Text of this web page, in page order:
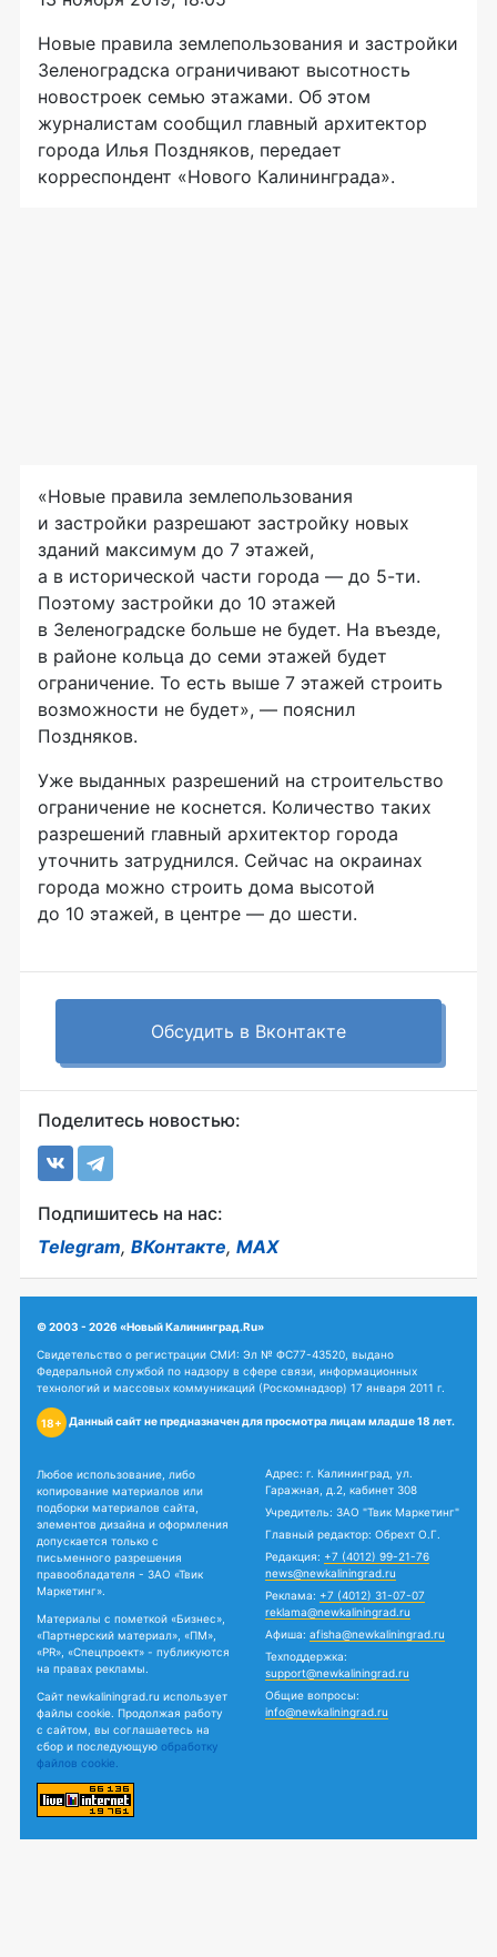
Новые правила землепользования и застройки
Зеленоградска ограничивают высотность
новостроек семью этажами. Об этом
журналистам сообщил главный архитектор
города Илья Поздняков, передает
корреспондент «Нового Калининграда».
«Новые правила землепользования
и застройки разрешают застройку новых
зданий максимум до 7 этажей,
а в исторической части города — до 5-ти.
Поэтому застройки до 10 этажей
в Зеленоградске больше не будет. На въезде,
в районе кольца до семи этажей будет
ограничение. То есть выше 7 этажей строить
возможности не будет», — пояснил
Поздняков.
Уже выданных разрешений на строительство
ограничение не коснется. Количество таких
разрешений главный архитектор города
уточнить затруднился. Сейчас на окраинах
города можно строить дома высотой
до 10 этажей, в центре — до шести.
Обсудить в Вконтакте
Поделитесь новостью:
Подпишитесь на нас:
Telegram, ВКонтакте, MAX
© 2003 - 2026 «Новый Калининград.Ru»
Свидетельство о регистрации СМИ: Эл № ФС77-43520, выдано
Федеральной службой по надзору в сфере связи, информационных
технологий и массовых коммуникаций (Роскомнадзор) 17 января 2011 г.
18+ Данный сайт не предназначен для просмотра лицам младше 18 лет.
Любое использование, либо
копирование материалов или
подборки материалов сайта,
элементов дизайна и оформления
допускается только с
письменного разрешения
правообладателя - ЗАО «Твик
Маркетинг».
Материалы с пометкой «Бизнес»,
«Партнерский материал», «ПМ»,
«PR», «Спецпроект» - публикуются
на правах рекламы.
Сайт newkaliningrad.ru использует
файлы cookie. Продолжая работу
с сайтом, вы соглашаетесь на
сбор и последующую обработку
файлов cookie.
Адрес: г. Калининград, ул.
Гаражная, д.2, кабинет 308
Учредитель: ЗАО "Твик Маркетинг"
Главный редактор: Обрехт О.Г.
Редакция: +7 (4012) 99-21-76
news@newkaliningrad.ru
Реклама: +7 (4012) 31-07-07
reklama@newkaliningrad.ru
Афиша: afisha@newkaliningrad.ru
Техподдержка:
support@newkaliningrad.ru
Общие вопросы:
info@newkaliningrad.ru